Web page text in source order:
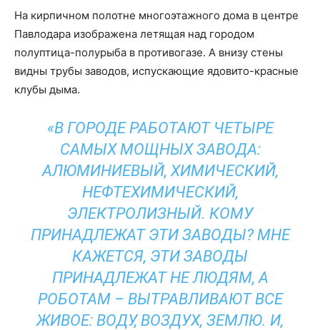
На кирпичном полотне многоэтажного дома в центре
Павлодара изображена летящая над городом
полуптица-полурыба в противогазе. А внизу стены
видны трубы заводов, испускающие ядовито-красные
клубы дыма.
«В ГОРОДЕ РАБОТАЮТ ЧЕТЫРЕ
САМЫХ МОЩНЫХ ЗАВОДА:
АЛЮМИНИЕВЫЙ, ХИМИЧЕСКИЙ,
НЕФТЕХИМИЧЕСКИЙ,
ЭЛЕКТРОЛИЗНЫЙ. КОМУ
ПРИНАДЛЕЖАТ ЭТИ ЗАВОДЫ? МНЕ
КАЖЕТСЯ, ЭТИ ЗАВОДЫ
ПРИНАДЛЕЖАТ НЕ ЛЮДЯМ, А
РОБОТАМ – ВЫТРАВЛИВАЮТ ВСЕ
ЖИВОЕ: ВОДУ, ВОЗДУХ, ЗЕМЛЮ. И,